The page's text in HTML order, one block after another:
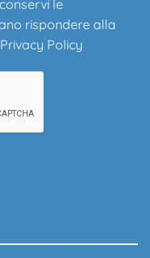
le
rispondere alla
Privacy Policy